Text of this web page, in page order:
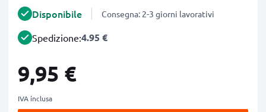
Disponibile Consegna: 2-3 giorni lavorativi
Spedizione:4.95 €
9,95 €
IVA inclusa